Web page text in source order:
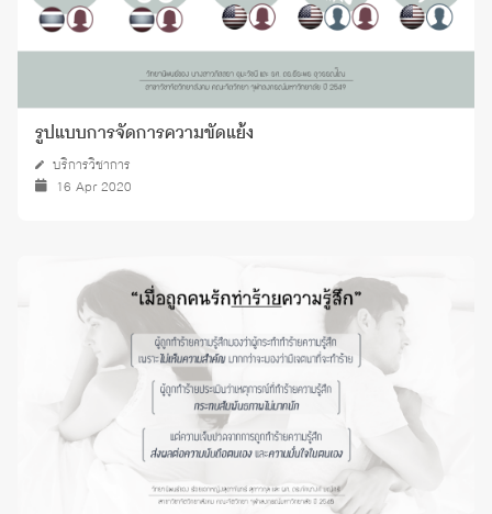
รูปแบบการจัดการความขัดแย้ง
บริการวิชาการ
16 Apr 2020